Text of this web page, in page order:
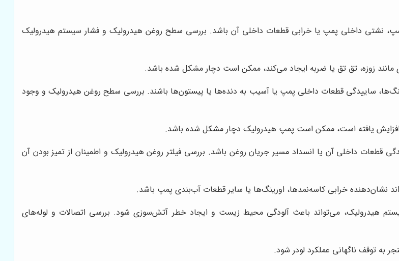
نشتی داخلی پمپ یا خرابی قطعات داخلی آن باشد. بررسی سطح روغن هیدرولیک و فشار سیستم هیدرولیک
مانند زوزه، تق تق یا ضربه ایجاد می‌کند، ممکن است دچار مشکل شده باشد.
ساییدگی قطعات داخلی پمپ یا آسیب به دنده‌ها یا پیستون‌ها باشند. بررسی سطح روغن هیدرولیک و وجود
افزایش یافته است، ممکن است پمپ هیدرولیک دچار مشکل شده باشد.
قطعات داخلی آن یا انسداد مسیر جریان روغن باشد. بررسی فیلتر روغن هیدرولیک و اطمینان از تمیز بودن آن
نشان‌دهنده خرابی کاسه‌نمدها، اورینگ‌ها یا سایر قطعات آب‌بندی پمپ باشد.
هیدرولیک، می‌تواند باعث آلودگی محیط زیست و ایجاد خطر آتش‌سوزی شود. بررسی اتصالات و لوله‌های
به توقف ناگهانی عملکرد لودر شود.